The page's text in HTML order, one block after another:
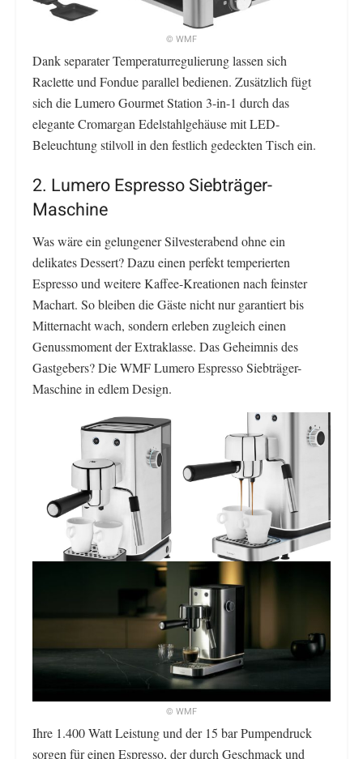
© WMF
Dank separater Temperaturregulierung lassen sich
Raclette und Fondue parallel bedienen. Zusätzlich fügt
sich die Lumero Gourmet Station 3-in-1 durch das
elegante Cromargan Edelstahlgehäuse mit LED-
Beleuchtung stilvoll in den festlich gedeckten Tisch ein.
2. Lumero Espresso Siebträger-
Maschine
Was wäre ein gelungener Silvesterabend ohne ein
delikates Dessert? Dazu einen perfekt temperierten
Espresso und weitere Kaffee-Kreationen nach feinster
Machart. So bleiben die Gäste nicht nur garantiert bis
Mitternacht wach, sondern erleben zugleich einen
Genussmoment der Extraklasse. Das Geheimnis des
Gastgebers? Die WMF Lumero Espresso Siebträger-
Maschine in edlem Design.
© WMF
Ihre 1.400 Watt Leistung und der 15 bar Pumpendruck
sorgen für einen Espresso, der durch Geschmack und